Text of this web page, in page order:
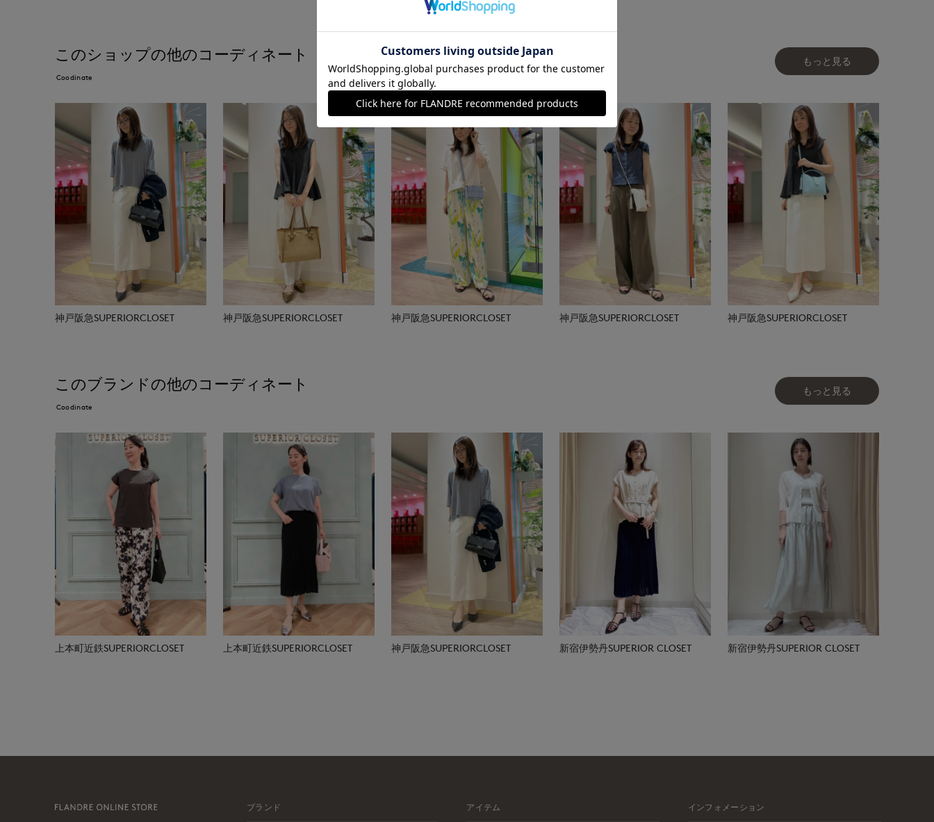
このショップの他のコーディネート
Coodinate
もっと見る
神戸阪急SUPERIORCLOSET 神戸阪急SUPERIORCLOSET 神戸阪急SUPERIORCLOSET 神戸阪急SUPERIORCLOSET 神戸阪急SUPERIORCLOSET
このブランドの他のコーディネート
Coodinate
もっと見る
上本町近鉄SUPERIORCLOSET 上本町近鉄SUPERIORCLOSET 神戸阪急SUPERIORCLOSET 新宿伊勢丹SUPERIOR CLOSET 新宿伊勢丹SUPERIOR CLOSET
ブランド アイテム インフォメーション